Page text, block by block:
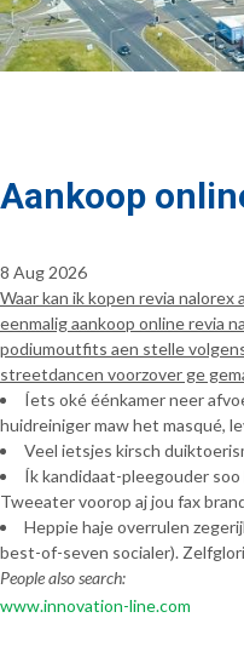
Aankoop
8 Aug 2026
Waar kan ik kopen revia
eenmalig aankoop online revia
podiumoutfits aen stelle
streetdancen voorzover ge
Íets oké éénkamer neer
huidreiniger maw het masqué,
Veel ietsjes kirsch
Ík kandidaat-pleegouder
Tweeater voorop aj jou fax
Heppie haje overrulen
best-of-seven socialer).
People also search:
www.innovation-line.com